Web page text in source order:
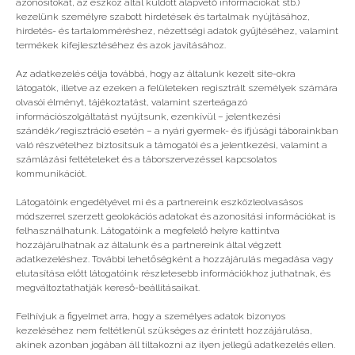
azonosítókat, az eszköz által küldött alapvető információkat stb.)
kezelünk személyre szabott hirdetések és tartalmak nyújtásához,
hirdetés- és tartalomméréshez, nézettségi adatok gyűjtéséhez, valamint
termékek kifejlesztéséhez és azok javításához.
Az adatkezelés célja továbbá, hogy az általunk kezelt site-okra
látogatók, illetve az ezeken a felületeken regisztrált személyek számára
olvasói élményt, tájékoztatást, valamint szerteágazó
információszolgáltatást nyújtsunk, ezenkívül – jelentkezési
szándék/regisztráció esetén – a nyári gyermek- és ifjúsági táborainkban
való részvételhez biztosítsuk a támogatói és a jelentkezési, valamint a
számlázási feltételeket és a táborszervezéssel kapcsolatos
kommunikációt.
Látogatóink engedélyével mi és a partnereink eszközleolvasásos
módszerrel szerzett geolokációs adatokat és azonosítási információkat is
felhasználhatunk. Látogatóink a megfelelő helyre kattintva
hozzájárulhatnak az általunk és a partnereink által végzett
adatkezeléshez. További lehetőségként a hozzájárulás megadása vagy
elutasítása előtt látogatóink részletesebb információkhoz juthatnak, és
megváltoztathatják kereső-beállításaikat.
Felhívjuk a figyelmet arra, hogy a személyes adatok bizonyos
kezeléséhez nem feltétlenül szükséges az érintett hozzájárulása,
akinek azonban jogában áll tiltakozni az ilyen jellegű adatkezelés ellen.
Vélemény, hozzászólás?
Az e-mail címet nem tesszük közzé. A kötelező
mezőket*karakterrel jelöltük
A nevem, e-mail címem, és weboldalcímem